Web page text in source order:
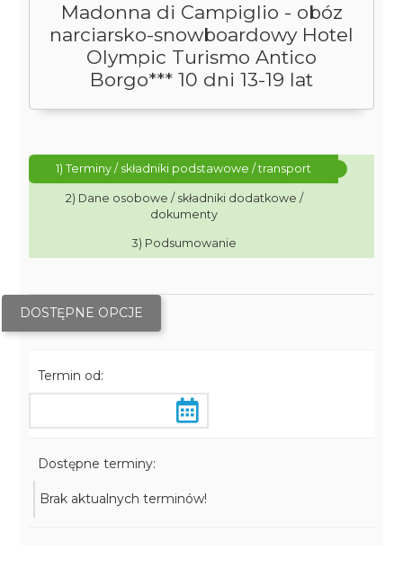
Madonna di Campiglio - obóz
narciarsko-snowboardowy Hotel
Olympic Turismo Antico
Borgo*** 10 dni 13-19 lat
1) Terminy / składniki podstawowe / transport
2) Dane osobowe / składniki dodatkowe /
dokumenty
3) Podsumowanie
DOSTĘPNE OPCJE
Termin od:
Dostępne terminy:
Brak aktualnych terminów!